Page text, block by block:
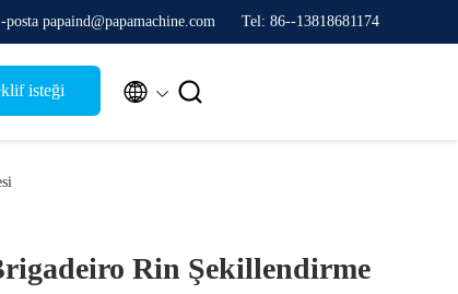
posta papaind@papamachine.com Tel: 86--13818681174
isteği  
Rin Şekillendirme